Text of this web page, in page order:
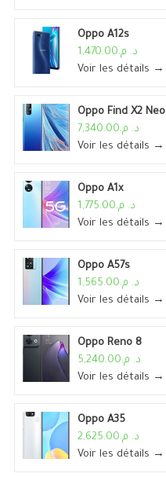
Oppo A12s
د. م.1,470.00
Voir les détails →
Oppo Find X2 Neo
د. م.7,340.00
Voir les détails →
Oppo A1x
د. م.1,775.00
Voir les détails →
Oppo A57s
د. م.1,565.00
Voir les détails →
Oppo Reno 8
د. م.5,240.00
Voir les détails →
Oppo A35
د. م.2,625.00
Voir les détails →